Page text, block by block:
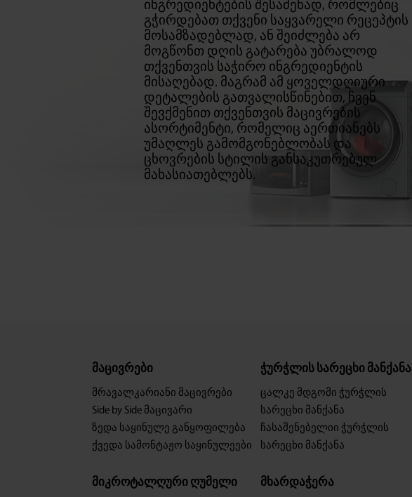
ინგრედიენტების შესაძენად, რომლებიც
გჭირდებათ თქვენი საყვარელი რეცეპტის
მოსამზადებლად, ან შეიძლება არ
მოგწონთ დღის გატარება უბრალოდ
თქვენთვის საჭირო ინგრედიენტის
მისაღებად. მაგრამ ამ ყოველდღიური
დეტალების გათვალისწინებით, ჩვენ
შევქმენით თქვენთვის მაცივრების
ასორტიმენტი, რომელიც აერთიანებს
უმაღლეს გამომგონებლობას და
ცხოვრების სტილის განსაკუთრებულ
მახასიათებლებს.
მაცივრები
მრავალკარიანი მაცივრები
Side by Side მაცივარი
ზედა საყინულე განყოფილება
ქვედა სამონტაჟო საყინულეები
ჭურჭლის სარეცხი მანქანა
ცალკე მდგომი ჭურჭლის
სარეცხი მანქანა
ჩასაშენებელიი ჭურჭლის
სარეცხი მანქანა
მიკროტალღური ღუმელი მხარდაჭერა